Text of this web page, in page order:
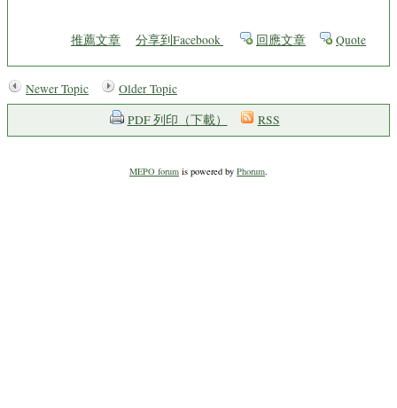
推薦文章 分享到Facebook 回應文章 Quote
Newer Topic
Older Topic
PDF 列印（下載）
RSS
MEPO forum is powered by Phorum.